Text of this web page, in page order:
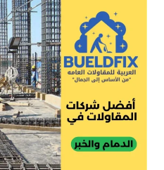
بالمنطقة
الشرقية